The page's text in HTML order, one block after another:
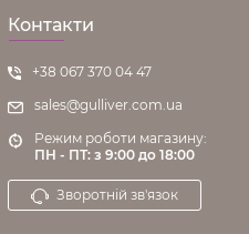
Контакти
+38 067 370 04 47
sales@gulliver.com.ua
Режим роботи магазину:
ПН - ПТ: з 9:00 до 18:00
Зворотній зв'язок